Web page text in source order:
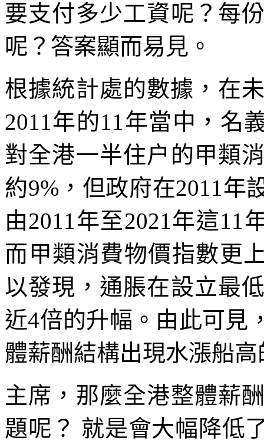
要支付多少工資呢？每
呢？答案顯而易見。
根據統計處的數據，在
2011年的11年當中，名
對全港一半住户的甲類
約9%，但政府在2011年
由2011年至2021年這11
而甲類消費物價指數更
以發現，通脹在設立最
近4倍的升幅。由此可見
體薪酬結構出現水漲船
主席，那麼全港整體薪
題呢？ 就是會大幅降低